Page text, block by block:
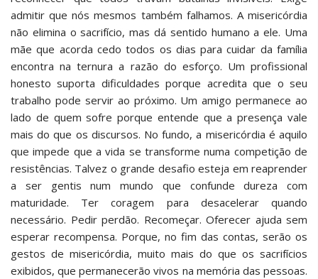
admitir que nós mesmos também falhamos. A misericórdia
não elimina o sacrifício, mas dá sentido humano a ele. Uma
mãe que acorda cedo todos os dias para cuidar da família
encontra na ternura a razão do esforço. Um profissional
honesto suporta dificuldades porque acredita que o seu
trabalho pode servir ao próximo. Um amigo permanece ao
lado de quem sofre porque entende que a presença vale
mais do que os discursos. No fundo, a misericórdia é aquilo
que impede que a vida se transforme numa competição de
resistências. Talvez o grande desafio esteja em reaprender
a ser gentis num mundo que confunde dureza com
maturidade. Ter coragem para desacelerar quando
necessário. Pedir perdão. Recomeçar. Oferecer ajuda sem
esperar recompensa. Porque, no fim das contas, serão os
gestos de misericórdia, muito mais do que os sacrifícios
exibidos, que permanecerão vivos na memória das pessoas.